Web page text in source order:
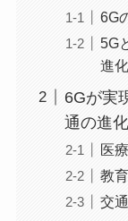
6G
5G
進
6Gが実
通の進化
医
教
交